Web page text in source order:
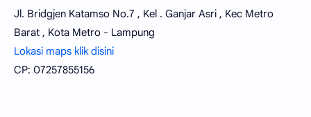
Jl. Bridgjen Katamso No.7 , Kel . Ganjar Asri , Kec Metro
Barat , Kota Metro - Lampung
Lokasi maps klik disini
CP: 07257855156